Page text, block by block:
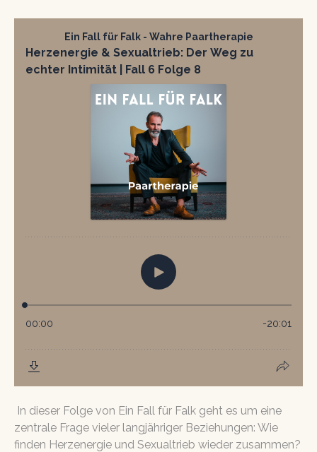
In dieser Folge von Ein Fall für Falk geht es um eine
zentrale Frage vieler langjähriger Beziehungen: Wie
finden Herzenergie und Sexualtrieb wieder zusammen?